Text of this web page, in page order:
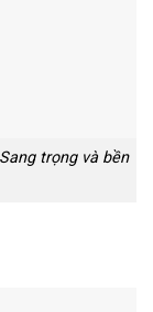
trọng và bền